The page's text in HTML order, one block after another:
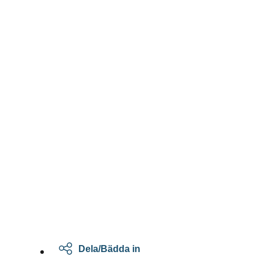
Dela/Bädda in